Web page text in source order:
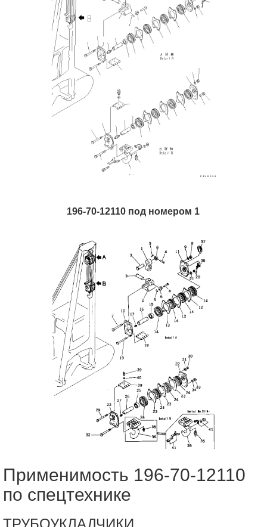
196-70-12110 под номером 1
Применимость 196-70-12110
по спецтехнике
ТРУБОУКЛАДЧИКИ